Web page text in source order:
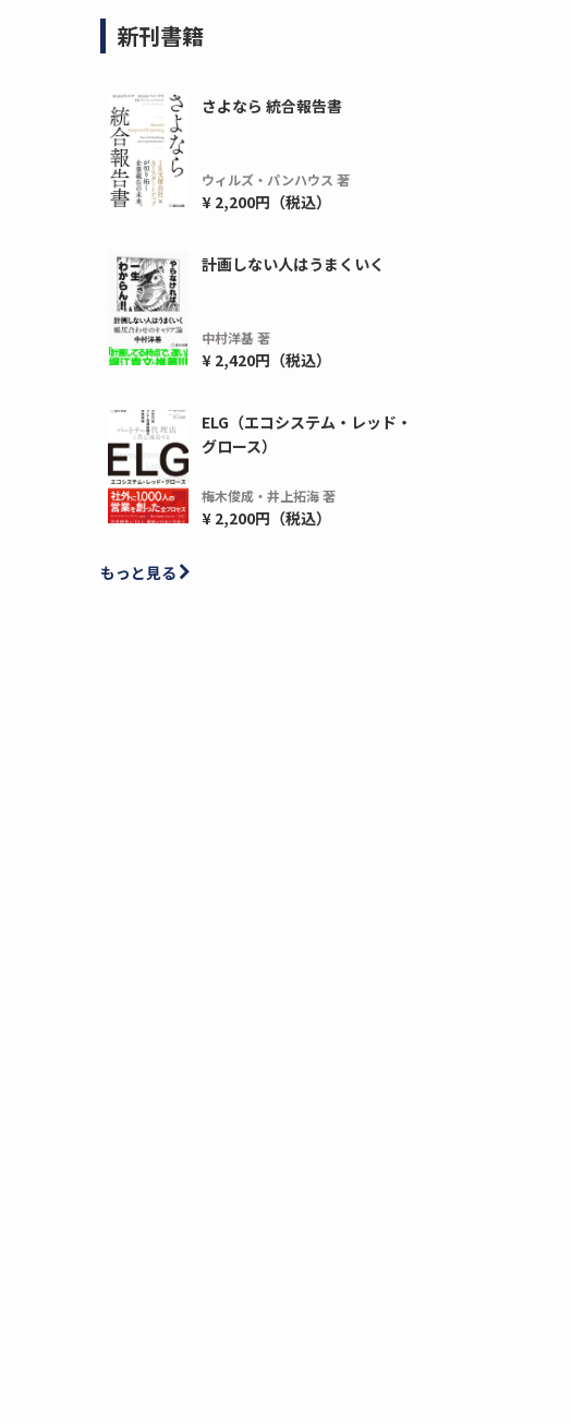
新刊書籍
さよなら 統合報告書
ウィルズ・パンハウス 著
¥ 2,200円（税込）
計画しない人はうまくいく
中村洋基 著
¥ 2,420円（税込）
ELG（エコシステム・レッド・
グロース）
梅木俊成・井上拓海 著
¥ 2,200円（税込）
もっと見る